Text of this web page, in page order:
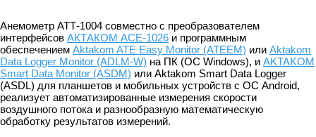
Анемометр АТТ-1004 совместно с преобразователем
интерфейсов АКТАКОМ АСЕ-1026 и программным
обеспечением Aktakom ATE Easy Monitor (ATEEM) или Aktakom
Data Logger Monitor (ADLM-W) на ПК (ОС Windows), и AKTAKOM
Smart Data Monitor (ASDM) или Aktakom Smart Data Logger
(ASDL) для планшетов и мобильных устройств с ОС Android,
реализует автоматизированные измерения скорости
воздушного потока и разнообразную математическую
обработку результатов измерений.